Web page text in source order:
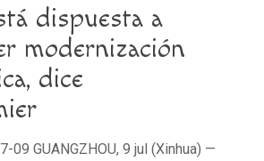
dispuesta a
modernización
dice
09 GUANGZHOU, 9 jul (Xinhua) —